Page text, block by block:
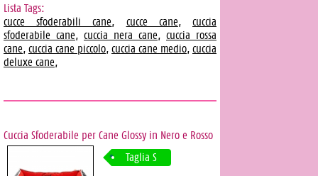
Lista Tags:
cucce sfoderabili cane, cucce cane,cuccia
sfoderabile cane, cuccia nera cane, cuccia rossa
cane, cuccia cane piccolo, cuccia cane medio, cuccia
deluxe cane,
Cuccia Sfoderabile per Cane Glossy in Nero e Rosso
Taglia S